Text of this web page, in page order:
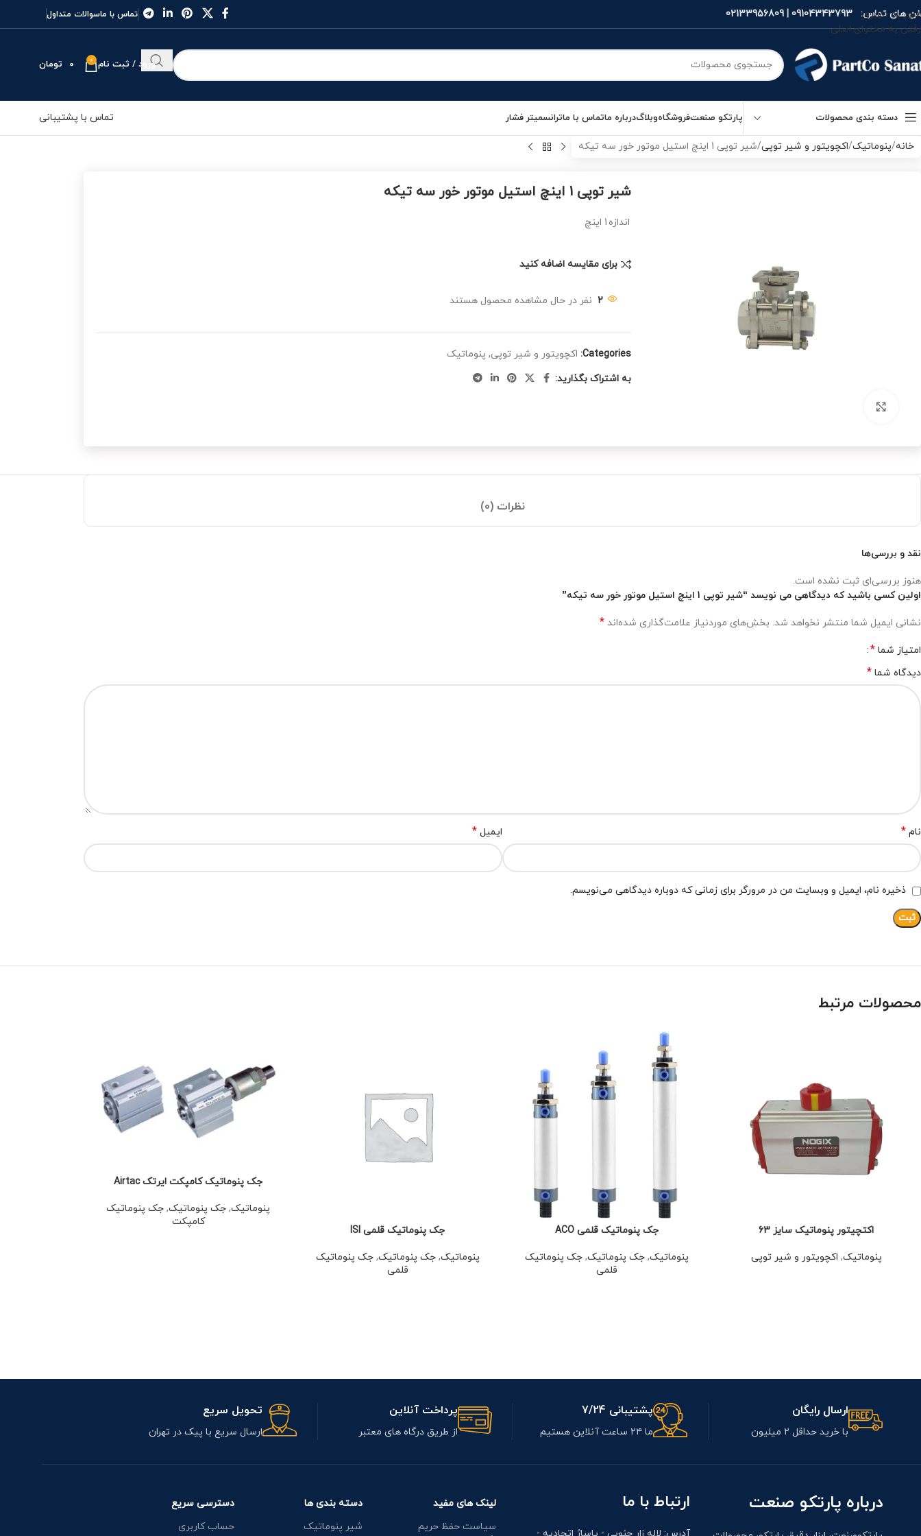
عبور به ناوبری
رفتن به محتوای اصلی
های تماس: 09104343793
02133956809 تماس با ماسوالات متداول
ورود / ثبت نام 0
0 تومان
دسته بندی محصولات پارتکو صنعتفروشگاهوبلاگدرباره ماتماس با ماترانسمیتر فشار تماس با پشتیبانی
خانه پنوماتیک اکچویتور و شیر توپی شیر توپی 1 اینچ استیل موتور خور سه تیکه
شیر توپی 1 اینچ استیل موتور خور سه تیکه
اندازه 1 اینچ
برای مقایسه اضافه کنید
2 نفر در حال مشاهده محصول هستند
Categories: اکچویتور و شیر توپی, پنوماتیک
به اشتراک بگذارید:
نظرات (0)
نقد و بررسی‌ها
هنوز بررسی‌ای ثبت نشده است.
اولین کسی باشید که دیدگاهی می نویسد “شیر توپی 1 اینچ استیل موتور خور سه تیکه”
نشانی ایمیل شما منتشر نخواهد شد. بخش‌های موردنیاز علامت‌گذاری شده‌اند *
امتیاز شما *
دیدگاه شما *
نام * ایمیل *
ذخیره نام، ایمیل و وبسایت من در مرورگر برای زمانی که دوباره دیدگاهی می‌نویسم.
محصولات مرتبط
اکتچیتور پنوماتیک سایز 63
پنوماتیک, اکچویتور و شیر توپی
جک پنوماتیک قلمی ACO
پنوماتیک, جک پنوماتیک, جک پنوماتیک
قلمی
جک پنوماتیک قلمی ISI
پنوماتیک,جک پنوماتیک,جک پنوماتیک
قلمی
جک پنوماتیک کامپکت ایرتک Airtac
پنوماتیک, جک پنوماتیک, جک پنوماتیک
کامپکت
ارسال رایگان
با خرید حداقل ۲ میلیون
پشتیبانی 7/24
ما ۲۴ ساعت آنلاین هستیم
پرداخت آنلاین
از طریق درگاه های معتبر
تحویل سریع
ارسال سریع با پیک در تهران
درباره پارتکو صنعت ارتباط با ما
لینک های مفید
سیاست حفظ حریم
دسته بندی ها
شیر پنوماتیک
دسترسی سریع
حساب کاربری